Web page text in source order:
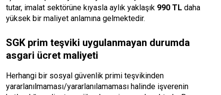
tutar, imalat sektörüne kıyasla aylık yaklaşık 990 TL daha
yüksek bir maliyet anlamına gelmektedir.
SGK prim teşviki uygulanmayan durumda
asgari ücret maliyeti
Herhangi bir sosyal güvenlik primi teşvikinden
yararlanılmaması/yararlanılamaması halinde işverenin